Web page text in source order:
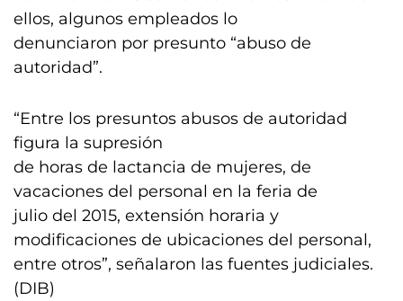
ellos, algunos empleados lo
denunciaron por presunto “abuso de
autoridad”.
“Entre los presuntos abusos de autoridad
figura la supresión
de horas de lactancia de mujeres, de
vacaciones del personal en la feria de
julio del 2015, extensión horaria y
modificaciones de ubicaciones del personal,
entre otros”, señalaron las fuentes judiciales.
(DIB)